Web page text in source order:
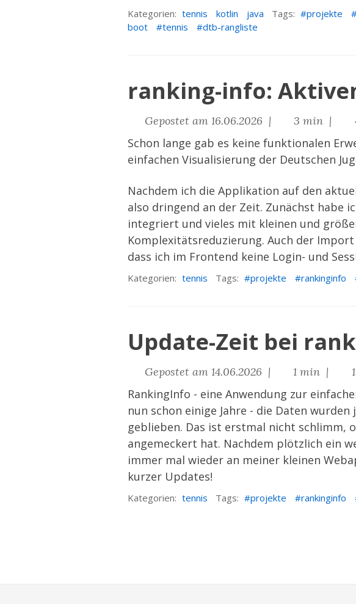
Kategorien: tennis kotlin java Tags: projekte
boot
tennis dtb-rangliste
ranking-info:
Gepostet am 16.06.2026 | 3 min |
Schon lange gab es keine funktionalen
einfachen Visualisierung der Deutschen
Nachdem ich die Applikation auf den
also dringend an der Zeit. Zunächst habe
integriert und vieles mit kleinen und
Komplexitätsreduzierung. Auch der
dass ich im Frontend keine Login- und
Kategorien: tennis Tags: projekte rankinginfo
Update-Zeit bei
Gepostet am 14.06.2026 | 1 min |
RankingInfo - eine Anwendung zur
nun schon einige Jahre - die Daten
geblieben. Das ist erstmal nicht schlimm,
angemeckert hat. Nachdem plötzlich ein
immer mal wieder an meiner kleinen
kurzer Updates!
Kategorien: tennis Tags: projekte rankinginfo